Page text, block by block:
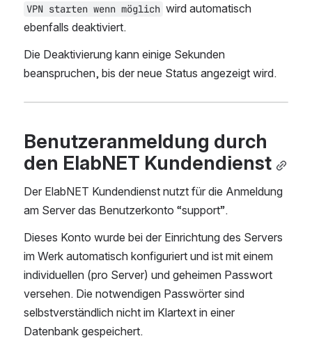
VPN starten wenn möglich wird automatisch
ebenfalls deaktiviert.
Die Deaktivierung kann einige Sekunden
beanspruchen, bis der neue Status angezeigt wird.
Benutzeranmeldung durch
den ElabNET Kundendienst
Der ElabNET Kundendienst nutzt für die Anmeldung
am Server das Benutzerkonto “support”.
Dieses Konto wurde bei der Einrichtung des Servers
im Werk automatisch konfiguriert und ist mit einem
individuellen (pro Server) und geheimen Passwort
versehen. Die notwendigen Passwörter sind
selbstverständlich nicht im Klartext in einer
Datenbank gespeichert.